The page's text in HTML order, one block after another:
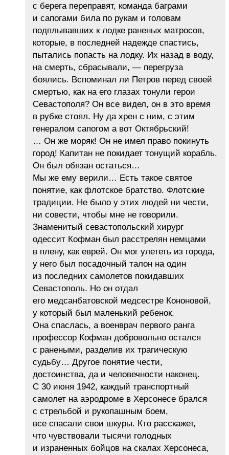
с берега переправят, команда баграми
и сапогами била по рукам и головам
подплывавших к лодке раненых матросов,
которые, в последней надежде спастись,
пытались попасть на лодку. Их назад в воду,
на смерть, сбрасывали, — перегруза
боялись. Вспоминал ли Петров перед своей
смертью, как на его глазах тонули герои
Севастополя? Он все видел, он в это время
в рубке стоял. Ну да хрен с ним, с этим
генералом сапогом а вот Октябрьский!
… Он же моряк! Он не имел право покинуть
город! Капитан не покидает тонущий корабль.
Он был обязан остаться…
Мы же ему верили… Есть такое святое
понятие, как флотское братство. Флотские
традиции. Не было у этих людей ни чести,
ни совести, чтобы мне не говорили.
Знаменитый севастопольский хирург
одессит Кофман был расстрелян немцами
в плену, как еврей. Он мог улететь из города,
у него был посадочный талон на один
из последних самолетов покидавших
Севастополь. Но он отдал
его медсанбатовской медсестре Кононовой,
у который был маленький ребенок.
Она спаслась, а военврач первого ранга
профессор Кофман добровольно остался
с ранеными, разделив их трагическую
судьбу… Другое понятие чести,
достоинства, да и человечности наконец.
С 30 июня 1942, каждый транспортный
самолет на аэродроме в Херсонесе брался
с стрельбой и рукопашным боем,
все спасали свои шкуры. Кто расскажет,
что чувствовали тысячи голодных
и израненных бойцов на скалах Херсонеса,